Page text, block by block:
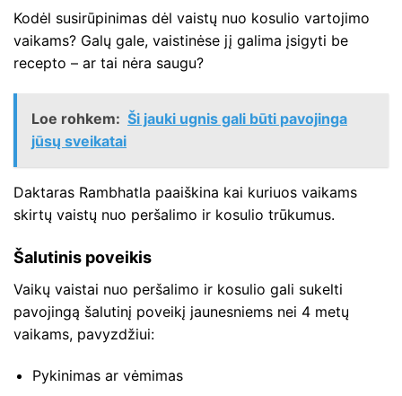
Kodėl susirūpinimas dėl vaistų nuo kosulio vartojimo
vaikams? Galų gale, vaistinėse jį galima įsigyti be
recepto – ar tai nėra saugu?
Loe rohkem: Ši jauki ugnis gali būti pavojinga
jūsų sveikatai
Daktaras Rambhatla paaiškina kai kuriuos vaikams
skirtų vaistų nuo peršalimo ir kosulio trūkumus.
Šalutinis poveikis
Vaikų vaistai nuo peršalimo ir kosulio gali sukelti
pavojingą šalutinį poveikį jaunesniems nei 4 metų
vaikams, pavyzdžiui:
Pykinimas ar vėmimas